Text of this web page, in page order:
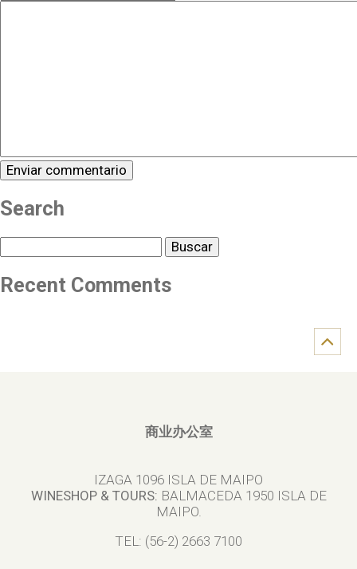
Search
Recent Comments
商业办公室
IZAGA 1096 ISLA DE MAIPO
WINESHOP & TOURS: BALMACEDA 1950 ISLA DE
MAIPO.
TEL: (56-2) 2663 7100